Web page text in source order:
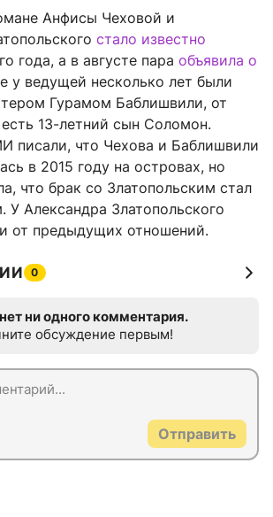
Анфисы Чеховой и
стало известно
года, а в августе пара объявила о
у ведущей несколько лет были
Гурамом Баблишвили, от
13-летний сын Соломон.
писали, что Чехова и Баблишвили
в 2015 году на островах, но
что брак со Златопольским стал
У Александра Златопольского
от предыдущих отношений.
0
ни одного комментария.
обсуждение первым!
Отправить